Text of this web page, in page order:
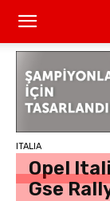
ITALIA
Opel
Gse